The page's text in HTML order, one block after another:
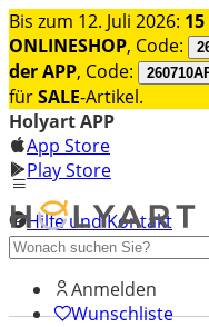
Bis zum 12. Juli 2026:
ONLINESHOP, Code:
der APP, Code:
fürSALE-Artikel.
Holyart APP
App Store
Play Store
Hilfe und Kontakt
Entdecken Sie Premium
Anmelden
Wunschliste